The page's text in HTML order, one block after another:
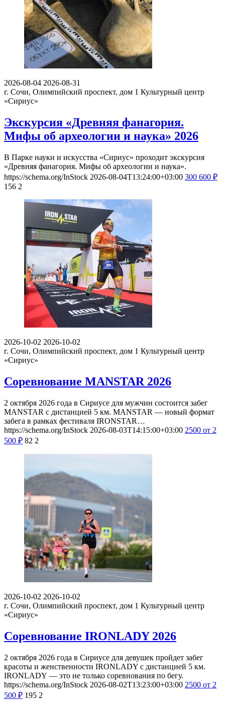
2026-08-04 2026-08-31
г. Сочи, Олимпийский проспект, дом 1 Культурный центр
«Сириус»
Экскурсия «Древняя фанагория.
Мифы об археологии и наука» 2026
В Парке науки и искусства «Сириус» проходит экскурсия
«Древняя фанагория. Мифы об археологии и наука».
https://schema.org/InStock 2026-08-04T13:24:00+03:00 300 600 ₽
156 2
2026-10-02 2026-10-02
г. Сочи, Олимпийский проспект, дом 1 Культурный центр
«Сириус»
Соревнование MANSTAR 2026
2 октября 2026 года в Сириусе для мужчин состоится забег
MANSTAR с дистанцией 5 км. MANSTAR — новый формат
забега в рамках фестиваля IRONSTAR…
https://schema.org/InStock 2026-08-03T14:15:00+03:00 2500 от 2
500 ₽ 82 2
2026-10-02 2026-10-02
г. Сочи, Олимпийский проспект, дом 1 Культурный центр
«Сириус»
Соревнование IRONLADY 2026
2 октября 2026 года в Сириусе для девушек пройдет забег
красоты и женственности IRONLADY с дистанцией 5 км.
IRONLADY — это не только соревнования по бегу.
https://schema.org/InStock 2026-08-02T13:23:00+03:00 2500 от 2
500 ₽ 195 2